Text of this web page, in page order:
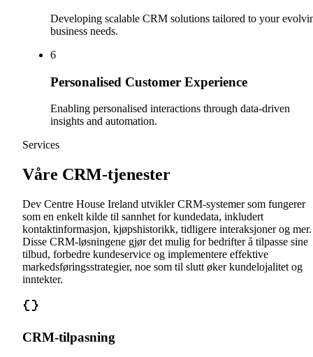
Developing scalable CRM solutions tailored to your
business needs.
6
Personalised Customer Experience
Enabling personalised interactions through data-driven
insights and automation.
Services
Våre CRM-tjenester
Dev Centre House Ireland utvikler CRM-systemer som fungerer
som en enkelt kilde til sannhet for kundedata, inkludert
kontaktinformasjon, kjøpshistorikk, tidligere interaksjoner og mer.
Disse CRM-løsningene gjør det mulig for bedrifter å tilpasse sine
tilbud, forbedre kundeservice og implementere effektive
markedsføringsstrategier, noe som til slutt øker kundelojalitet og
inntekter.
CRM-tilpasning